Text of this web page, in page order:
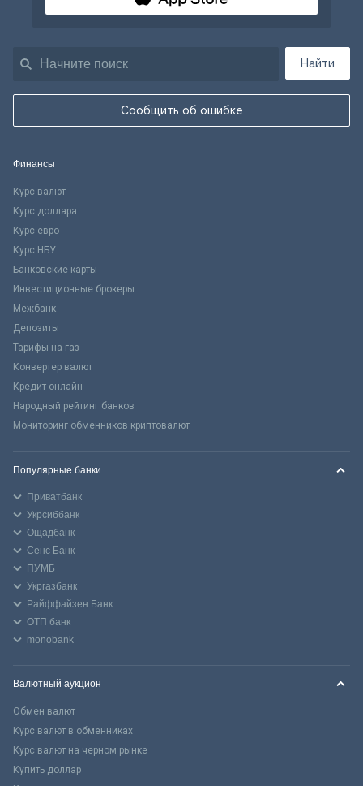
Найти
Сообщить об ошибке
Финансы
Курс валют
Курс доллара
Курс евро
Курс НБУ
Банковские карты
Инвестиционные брокеры
Межбанк
Депозиты
Тарифы на газ
Конвертер валют
Кредит онлайн
Народный рейтинг банков
Мониторинг обменников криптовалют
Популярные банки
Приватбанк
Укрсиббанк
Ощадбанк
Сенс Банк
ПУМБ
Укргазбанк
Райффайзен Банк
ОТП банк
monobank
Валютный аукцион
Обмен валют
Курс валют в обменниках
Курс валют на черном рынке
Купить доллар